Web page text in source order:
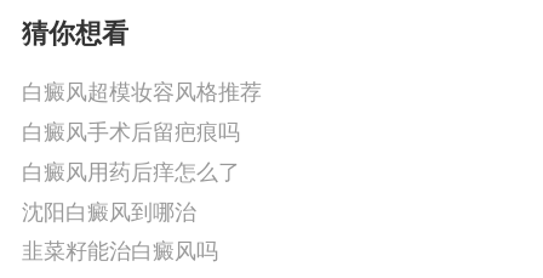
猜你想看
白癜风超模妆容风格推荐
白癜风手术后留疤痕吗
白癜风用药后痒怎么了
沈阳白癜风到哪治
韭菜籽能治白癜风吗